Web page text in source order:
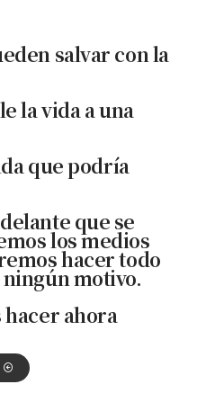
salvar con la
la vida a una
que podría
que se
los medios
hacer todo
motivo.
hacer ahora